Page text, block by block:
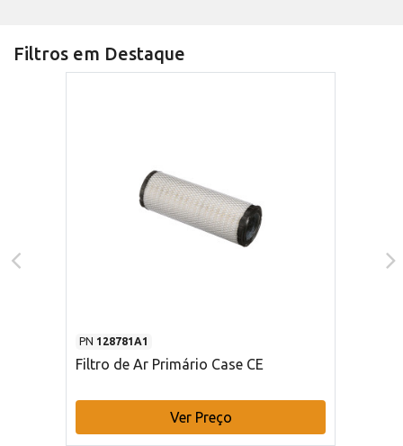
Filtros em Destaque
PN 128781A1
Filtro de Ar Primário Case CE
Ver Preço